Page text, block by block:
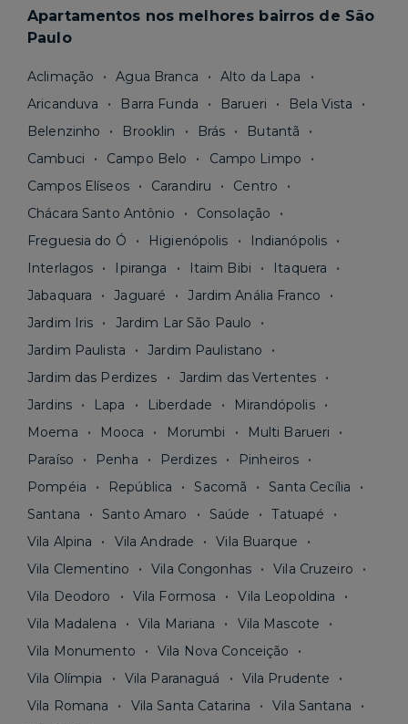
Apartamentos nos melhores bairros de São
Paulo
Aclimação Agua Branca
Alto da Lapa
Aricanduva
Barra Funda Barueri
Bela Vista
Belenzinho
Brooklin Brás
Butantã
Cambuci
Campo Belo
Campo Limpo
Campos Elíseos
Carandiru
Centro
Chácara Santo Antônio
Consolação
Freguesia do Ó
Higienópolis
Indianópolis
Interlagos
Ipiranga Itaim Bibi
Itaquera
Jabaquara
Jaguaré
Jardim Anália Franco
Jardim Iris
Jardim Lar São Paulo
Jardim Paulista
Jardim Paulistano
Jardim das Perdizes
Jardim das Vertentes
Jardins
Lapa Liberdade
Mirandópolis
Moema
Mooca Morumbi
Multi Barueri
Paraíso
Penha Perdizes
Pinheiros
Pompéia
República Sacomã
Santa Cecília
Santana
Santo Amaro Saúde
Tatuapé
Vila Alpina
Vila Andrade
Vila Buarque
Vila Clementino
Vila Congonhas
Vila Cruzeiro
Vila Deodoro
Vila Formosa
Vila Leopoldina
Vila Madalena
Vila Mariana
Vila Mascote
Vila Monumento
Vila Nova Conceição
Vila Olímpia
Vila Paranaguá
Vila Prudente
Vila Romana
Vila Santa Catarina
Vila Santana